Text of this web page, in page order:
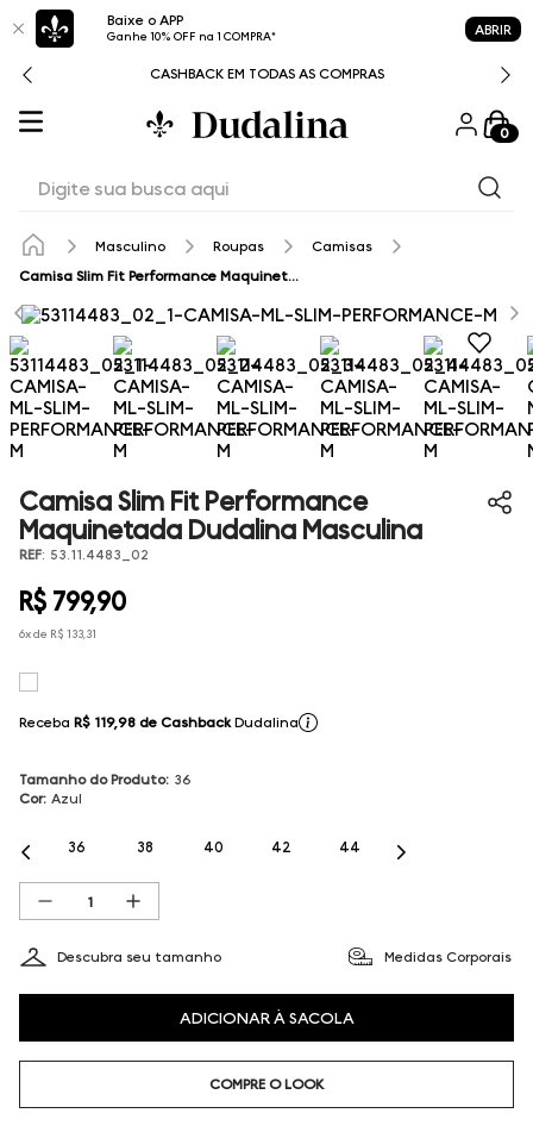
Baixe o APP
Ganhe 10% OFF na 1 COMPRA* ABRIR
CASHBACK EM TODAS AS COMPRAS
0
Masculino Roupas
Camisas
Camisa Slim Fit Performance Maquinetada Dudalina Masculina
Camisa Slim Fit Performance
Maquinetada Dudalina Masculina
REF: 53.11.4483_02
R$ 799,90
6x de R$ 133,31
Receba R$ 119,98 de Cashback Dudalina
Tamanho do Produto: 36
Cor: Azul
36 38 40 42 44
Descubra seu tamanho Medidas Corporais
ADICIONAR À SACOLA
COMPRE O LOOK